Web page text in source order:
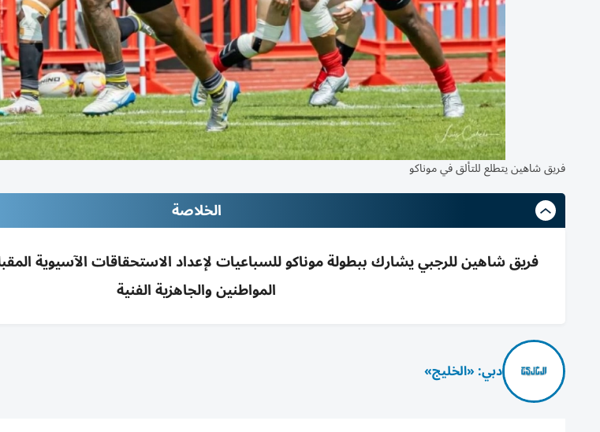
فريق شاهين يتطلع للتألق في موناكو
الخلاصة
فريق شاهين للرجبي يشارك ببطولة موناكو للسباعيات لإعداد الاستحقاقات الآسيوية
المواطنين والجاهزية الفنية
دبي: «الخليج»